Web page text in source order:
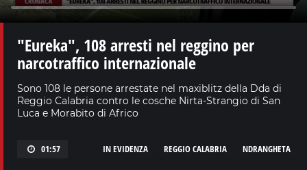
"Eureka", 108 arresti nel reggino per
narcotraffico internazionale
Sono 108 le persone arrestate nel maxiblitz della Dda di
Reggio Calabria contro le cosche Nirta-Strangio di San
Luca e Morabito di Africo
01:57 NDRANGHETA
REGGIO CALABRIA
IN EVIDENZA